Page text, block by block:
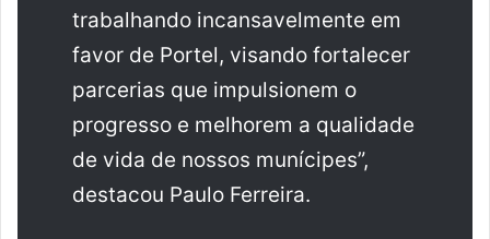
trabalhando incansavelmente em
favor de Portel, visando fortalecer
parcerias que impulsionem o
progresso e melhorem a qualidade
de vida de nossos munícipes”,
destacou Paulo Ferreira.